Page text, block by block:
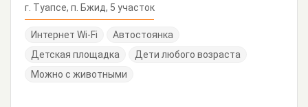
г. Туапсе, п. Бжид, 5 участок
Интернет Wi-Fi
Автостоянка
Детская площадка
Дети любого возраста
Можно с животными